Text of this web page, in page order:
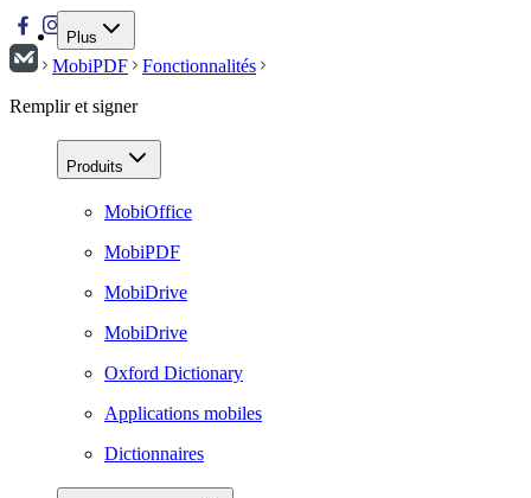
Plus
MobiPDF
Fonctionnalités
Remplir et signer
Produits
MobiOffice
MobiPDF
MobiDrive
MobiDrive
Oxford Dictionary
Applications mobiles
Dictionnaires